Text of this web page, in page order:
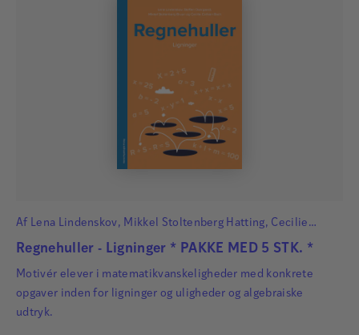
Af Lena Lindenskov, Mikkel Stoltenberg Hatting, Cecilie
Carlsen Bachog Steffen Overgaard
Regnehuller - Ligninger * PAKKE MED 5 STK. *
Motivér elever i matematikvanskeligheder med konkrete
opgaver inden for ligninger og uligheder og algebraiske
udtryk.